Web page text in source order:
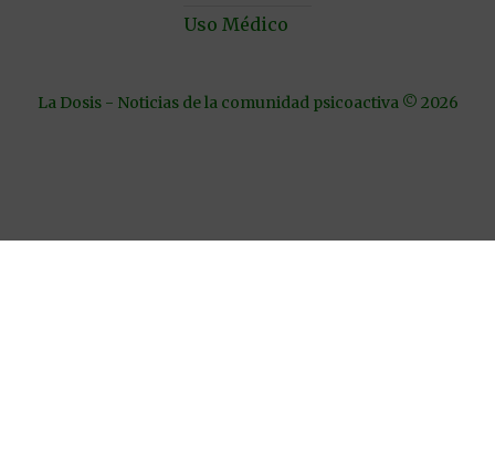
Uso Médico
La Dosis - Noticias de la comunidad psicoactiva © 2026